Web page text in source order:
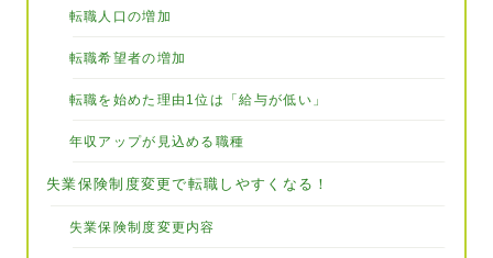
転職人口の増加
転職希望者の増加
転職を始めた理由1位は「給与が低い」
年収アップが見込める職種
失業保険制度変更で転職しやすくなる！
失業保険制度変更内容